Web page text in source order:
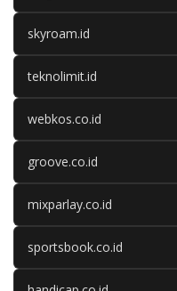
skyroam.id
teknolimit.id
webkos.co.id
groove.co.id
mixparlay.co.id
sportsbook.co.id